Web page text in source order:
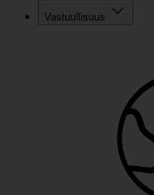
Vastuullisuus